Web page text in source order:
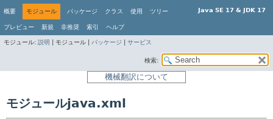
Java SE 17 & JDK 17
概要 モジュール パッケージ クラス 使用 ツリー
プレビュー 新規 非推奨 索引 ヘルプ
モジュール: 説明 モジュール | パッケージ サービス
検索:
機械翻訳について
モジュールjava.xml